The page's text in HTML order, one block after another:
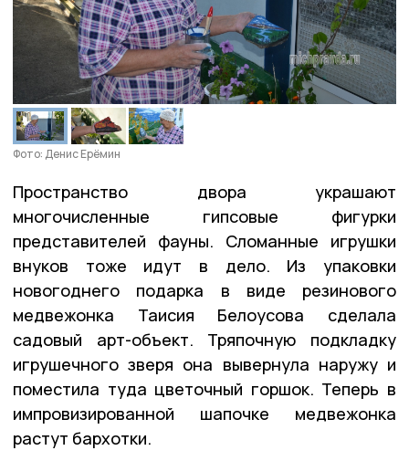
Фото: Денис Ерёмин
Пространство двора украшают
многочисленные гипсовые фигурки
представителей фауны. Сломанные игрушки
внуков тоже идут в дело. Из упаковки
новогоднего подарка в виде резинового
медвежонка Таисия Белоусова сделала
садовый арт-объект. Тряпочную подкладку
игрушечного зверя она вывернула наружу и
поместила туда цветочный горшок. Теперь в
импровизированной шапочке медвежонка
растут бархотки.